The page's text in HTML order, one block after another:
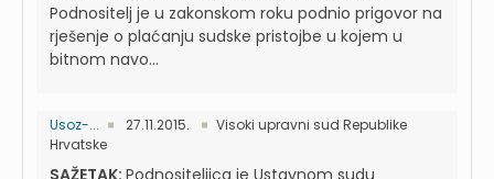
Podnositelj je u zakonskom roku podnio prigovor na
rješenje o plaćanju sudske pristojbe u kojem u
bitnom navo...
Usoz-... 27.11.2015.
Visoki upravni sud Republike
Hrvatske
SAŽETAK: Podnositeljica je Ustavnom sudu